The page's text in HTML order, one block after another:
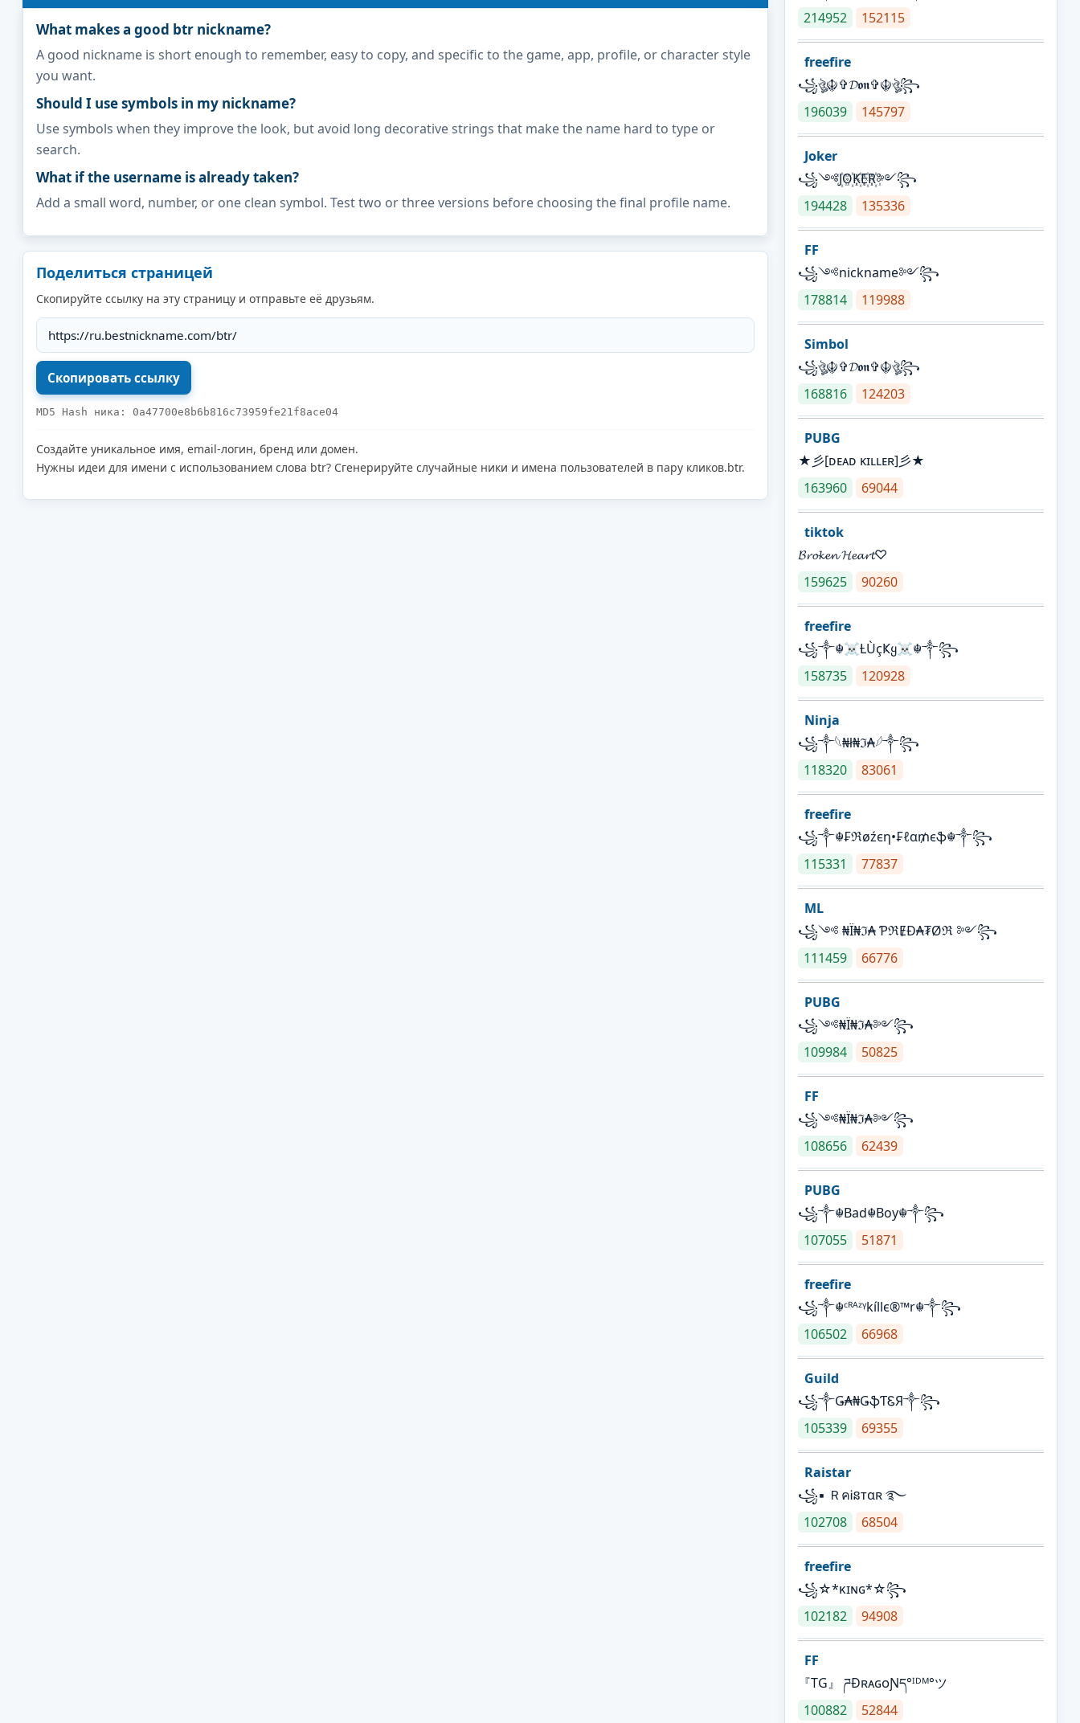
What makes a good btr nickname?
A good nickname is short enough to remember, easy to copy, and specific to the game, app, profile, or character style
you want.
Should I use symbols in my nickname?
Use symbols when they improve the look, but avoid long decorative strings that make the name hard to type or
search.
What if the username is already taken?
Add a small word, number, or one clean symbol. Test two or three versions before choosing the final profile name.
Поделиться страницей
Скопируйте ссылку на эту страницу и отправьте её друзьям.
MD5 Hash ника: 0a47700e8b6b816c73959fe21f8ace04
Создайте уникальное имя, email-логин, бренд или домен.
Нужны идеи для имени с использованием слова btr? Сгенерируйте случайные ники и имена пользователей в пару кликов.btr.
214952
152115
freefire
꧁ঔৣ☬✞𝓓𝖔𝖓✞☬ঔৣ꧂
196039
145797
Joker
꧁༺J꙰O꙰K꙰E꙰R꙰༻꧂
194428
135336
FF
꧁༺nickname༻꧂
178814
119988
Simbol
꧁ঔৣ☬✞𝓓𝖔𝖓✞☬ঔৣ꧂
168816
124203
PUBG
★彡[ᴅᴇᴀᴅ ᴋɪʟʟᴇʀ]彡★
163960
69044
tiktok
𝓑𝓻𝓸𝓴𝓮𝓷 𝓗𝓮𝓪𝓻𝓽♡
159625
90260
freefire
꧁༒☬☠Ƚ︎ÙçҜყ☠︎☬༒꧂
158735
120928
Ninja
꧁⁣༒𓆩₦ł₦ℑ₳𓆪༒꧂
118320
83061
freefire
꧁༒☬₣ℜøźєη•₣ℓα₥єֆ☬༒꧂
115331
77837
ML
꧁༺ ₦Ї₦ℑ₳ ƤℜɆĐ₳₮Øℜ ༻꧂
111459
66776
PUBG
꧁༺₦Ї₦ℑ₳༻꧂
109984
50825
FF
꧁༺₦Ї₦ℑ₳༻꧂
108656
62439
PUBG
꧁༒☬Bad☬Boy☬༒꧂
107055
51871
freefire
꧁༒☬ᶜᴿᴬᶻᵞkíllє®™r☬༒꧂
106502
66968
Guild
꧁༒Ǥ₳₦ǤֆƬᏋЯ༒꧂
105339
69355
Raistar
꧁▪ ＲคᎥនтαʀ ࿐
102708
68504
freefire
꧁☆*κɪɴɢ*☆꧂
102182
94908
FF
『TG』 ཌĐʀᴀɢᴏƝད°ᴵᴰᴹ°ツ
100882
52844